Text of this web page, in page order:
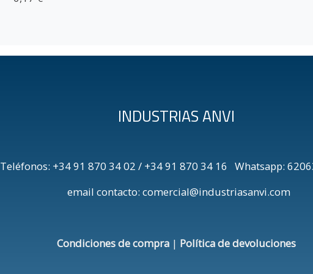
INDUSTRIAS ANVI
Teléfonos: +34 91 870 34 02 / +34 91 870 34 16 Whatsapp:
email contacto: comercial@industriasanvi.com
Condiciones de compra| Política de devoluciones